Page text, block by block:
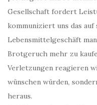
Gesellschaft fordert
kommuniziert uns das auf
Lebensmittelgeschäft
Brotgeruch mehr zu
Verletzungen reagieren
wünschen würden,
heraus.